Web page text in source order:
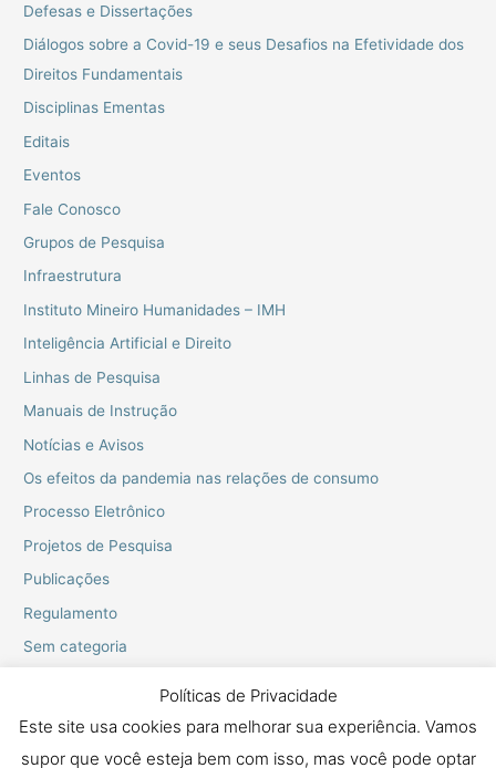
Defesas e Dissertações
Diálogos sobre a Covid-19 e seus Desafios na Efetividade dos
Direitos Fundamentais
Disciplinas Ementas
Editais
Eventos
Fale Conosco
Grupos de Pesquisa
Infraestrutura
Instituto Mineiro Humanidades – IMH
Inteligência Artificial e Direito
Linhas de Pesquisa
Manuais de Instrução
Notícias e Avisos
Os efeitos da pandemia nas relações de consumo
Processo Eletrônico
Projetos de Pesquisa
Publicações
Regulamento
Sem categoria
Copyright © 2026 Mestrado e Doutorado em Proteção dos Direitos
Políticas de Privacidade
Este site usa cookies para melhorar sua experiência. Vamos
supor que você esteja bem com isso, mas você pode optar